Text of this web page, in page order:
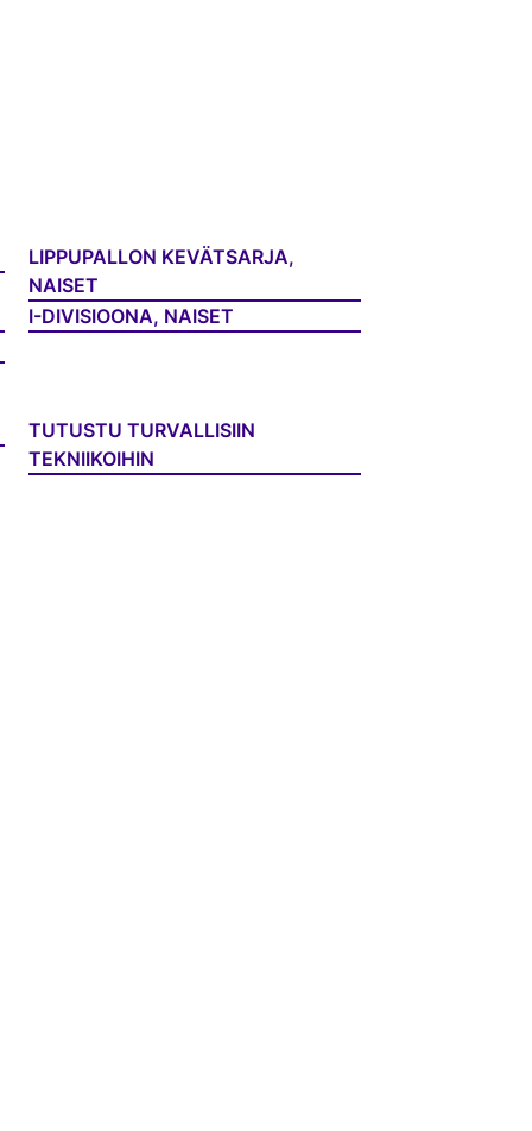
LIPPUPALLON KEVÄTSARJA,
NAISET
I-DIVISIOONA, NAISET
TUTUSTU TURVALLISIIN
TEKNIIKOIHIN